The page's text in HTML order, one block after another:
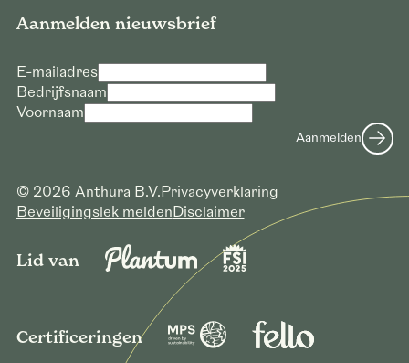
Aanmelden nieuwsbrief
E-mailadres
Bedrijfsnaam
Voornaam
Aanmelden
© 2026 Anthura B.V.Privacyverklaring
Beveiligingslek meldenDisclaimer
Lid van
Certificeringen